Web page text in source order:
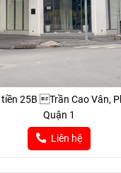
25B Trần Cao Vân,
Quận 1
Liên hệ